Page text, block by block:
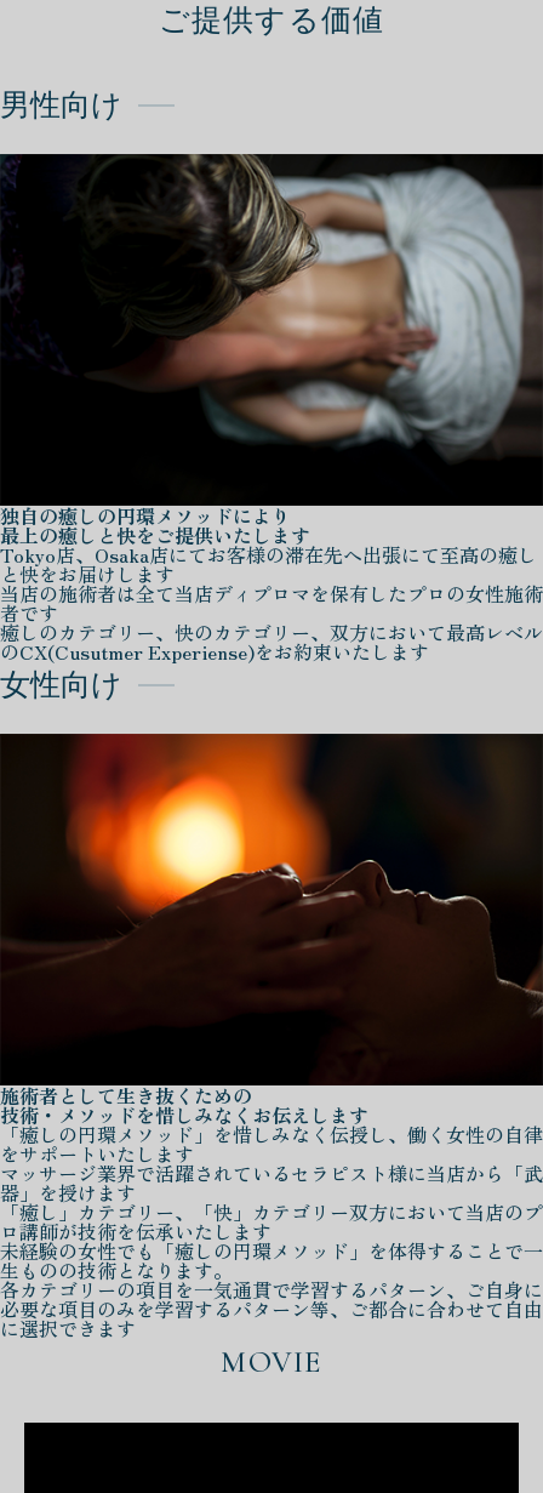
ご提供する価値
男性向け
独自の癒しの円環メソッドにより
最上の癒しと快をご提供いたします
Tokyo店、Osaka店にてお客様の滞在先へ出張にて至高の癒し
と快をお届けします
当店の施術者は全て当店ディプロマを保有したプロの女性施術
者です
癒しのカテゴリー、快のカテゴリー、双方において最高レベル
のCX(Cusutmer Experiense)をお約束いたします
女性向け
施術者として生き抜くための
技術・メソッドを惜しみなくお伝えします
「癒しの円環メソッド」を惜しみなく伝授し、働く女性の自律
をサポートいたします
マッサージ業界で活躍されているセラピスト様に当店から「武
器」を授けます
「癒し」カテゴリー、「快」カテゴリー双方において当店のプ
ロ講師が技術を伝承いたします
未経験の女性でも「癒しの円環メソッド」を体得することで一
生ものの技術となります。
各カテゴリーの項目を一気通貫で学習するパターン、ご自身に
必要な項目のみを学習するパターン等、ご都合に合わせて自由
に選択できます
MOVIE